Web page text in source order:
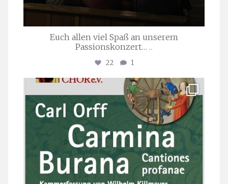
Euch allen viel Spaß an unserem
Passionskonzert… ...
22 1
stuttgarter_oratorienchor
Juli 22